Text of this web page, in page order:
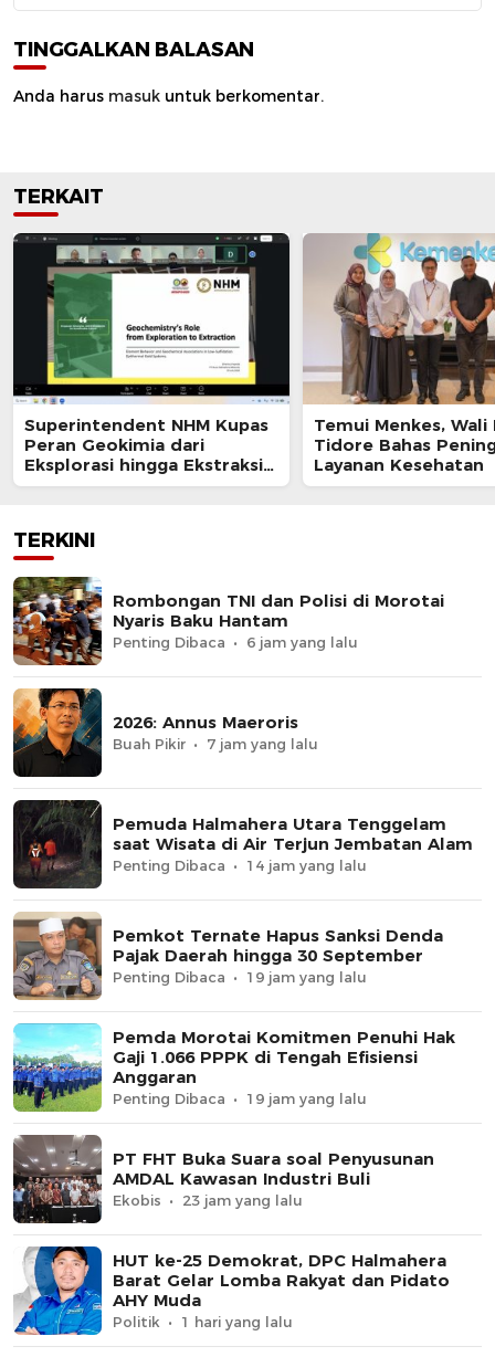
TINGGALKAN BALASAN
Anda harus masuk untuk berkomentar.
TERKAIT
Superintendent NHM Kupas
Peran Geokimia dari
Eksplorasi hingga Ekstraksi
dalam Webinar MGEI-SC UNG
Temui Menkes, Wali
Tidore Bahas
Layanan Kesehatan
TERKINI
Rombongan TNI dan Polisi di Morotai
Nyaris Baku Hantam
Penting Dibaca 6 jam yang lalu
2026: Annus Maeroris
Buah Pikir 7 jam yang lalu
Pemuda Halmahera Utara Tenggelam
saat Wisata di Air Terjun Jembatan Alam
Penting Dibaca 14 jam yang lalu
Pemkot Ternate Hapus Sanksi Denda
Pajak Daerah hingga 30 September
Penting Dibaca 19 jam yang lalu
Pemda Morotai Komitmen Penuhi Hak
Gaji 1.066 PPPK di Tengah Efisiensi
Anggaran
Penting Dibaca 19 jam yang lalu
PT FHT Buka Suara soal Penyusunan
AMDAL Kawasan Industri Buli
Ekobis 23 jam yang lalu
HUT ke-25 Demokrat, DPC Halmahera
Barat Gelar Lomba Rakyat dan Pidato
AHY Muda
Politik 1 hari yang lalu